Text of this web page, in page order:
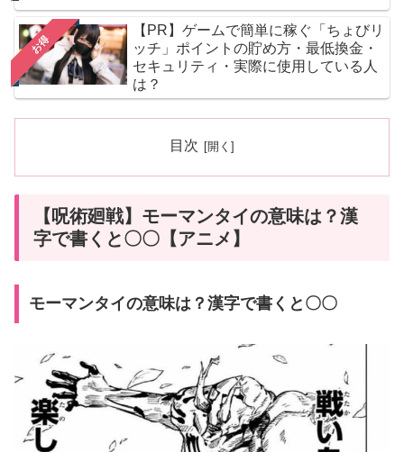
お得
【PR】ゲームで簡単に稼ぐ「ちょびリ
ッチ」ポイントの貯め方・最低換金・
セキュリティ・実際に使用している人
は？
目次
【呪術廻戦】モーマンタイの意味は？漢
字で書くと〇〇【アニメ】
モーマンタイの意味は？漢字で書くと〇〇